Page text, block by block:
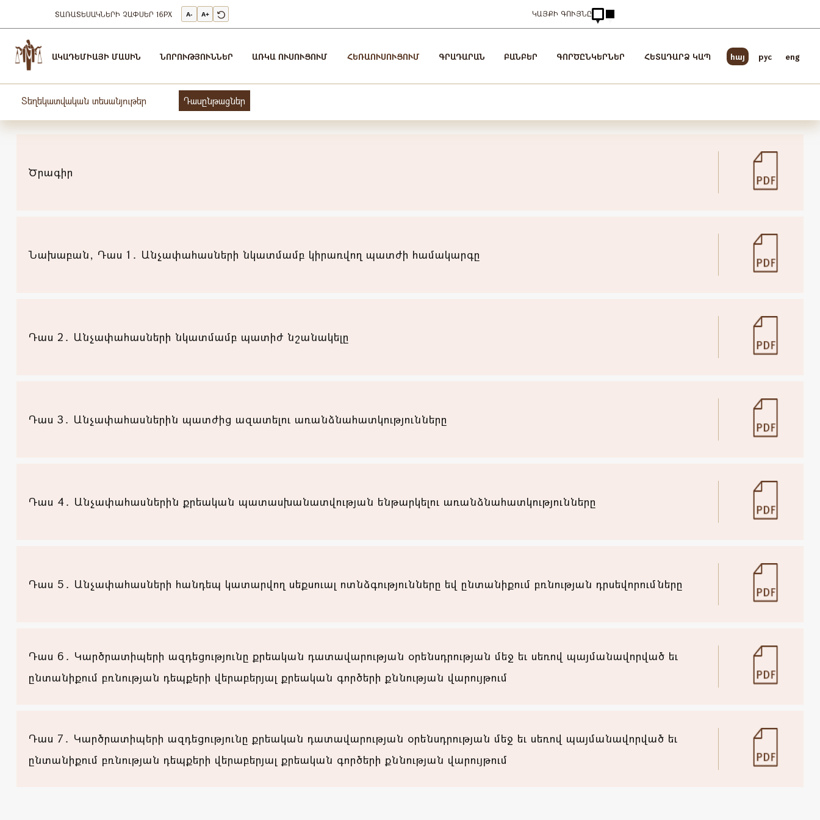
ՏԱՌԱՏԵՍԱԿՆԵՐԻ ՉԱՓՍԵՐ 16PX A- A+ ԿԱՅՔԻ ԳՈՒՅՆԸ
Ակադեմիա
-
ԱԿԱԴԵՄԻԱՅԻ ՄԱՍԻՆ ՆՈՐՈՒԹՅՈՒՆՆԵՐ ԱՌԿԱ ՈՒՍՈՒՑՈՒՄ ՀԵՌԱՈՒՍՈՒՑՈՒՄ ԳՐԱԴԱՐԱՆ ԲԱՆԲԵՐ ԳՈՐԾԸՆԿԵՐՆԵՐ ՀԵՏԱԴԱՐՁ ԿԱՊ հայ pyc eng
Տեղեկատվական տեսանյութեր Դասընթացներ
Ծրագիր
Նախաբան, Դաս 1․ Անչափահասների նկատմամբ կիրառվող պատժի համակարգը
Դաս 2․ Անչափահասների նկատմամբ պատիժ նշանակելը
Դաս 3․ Անչափահասներին պատժից ազատելու առանձնահատկությունները
Դաս 4․ Անչափահասներին քրեական պատասխանատվության ենթարկելու առանձնահատկությունները
Դաս 5․ Անչափահասների հանդեպ կատարվող սեքսուալ ոտնձգությունները եվ ընտանիքում բռնության դրսեվորումները
Դաս 6․ Կարծրատիպերի ազդեցությունը քրեական դատավարության օրենսդրության մեջ եւ սեռով պայմանավորված եւ
ընտանիքում բռնության դեպքերի վերաբերյալ քրեական գործերի քննության վարույթում
Դաս 7․ Կարծրատիպերի ազդեցությունը քրեական դատավարության օրենսդրության մեջ եւ սեռով պայմանավորված եւ
ընտանիքում բռնության դեպքերի վերաբերյալ քրեական գործերի քննության վարույթում